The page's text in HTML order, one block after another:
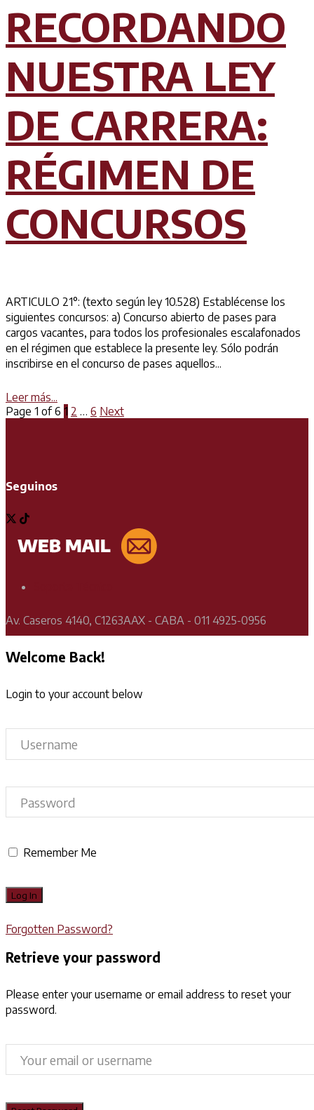
RECORDANDO
NUESTRA LEY
DE CARRERA:
RÉGIMEN DE
CONCURSOS
ARTICULO 21°: (texto según ley 10.528) Establécense los
siguientes concursos: a) Concurso abierto de pases para
cargos vacantes, para todos los profesionales escalafonados
en el régimen que establece la presente ley. Sólo podrán
inscribirse en el concurso de pases aquellos...
Leer más...
Page 1 of 6 1 2 … 6 Next
Seguinos
Av. Caseros 4140, C1263AAX - CABA - 011 4925-0956
Welcome Back!
Login to your account below
Remember Me
Forgotten Password?
Retrieve your password
Please enter your username or email address to reset your
password.